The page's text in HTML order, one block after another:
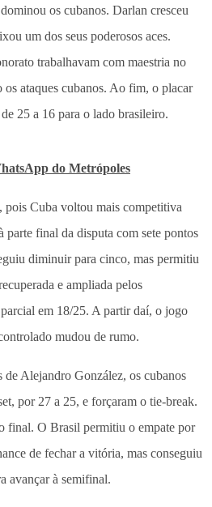
os cubanos. Darlan cresceu
um dos seus poderosos aces.
trabalhavam com maestria no
ataques cubanos. Ao fim, o placar
25 a 16 para o lado brasileiro.
do Metrópoles
Cuba voltou mais competitiva
parte final da disputa com sete pontos
diminuir para cinco, mas permitiu
e ampliada pelos
em 18/25. A partir daí, o jogo
mudou de rumo.
de Alejandro González, os cubanos
por 27 a 25, e forçaram o tie-break.
final. O Brasil permitiu o empate por
de fechar a vitória, mas conseguiu
avançar à semifinal.